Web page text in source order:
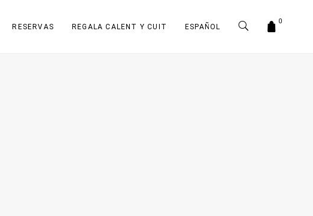
RESERVAS REGALA CALENT Y CUIT ESPAÑOL
0